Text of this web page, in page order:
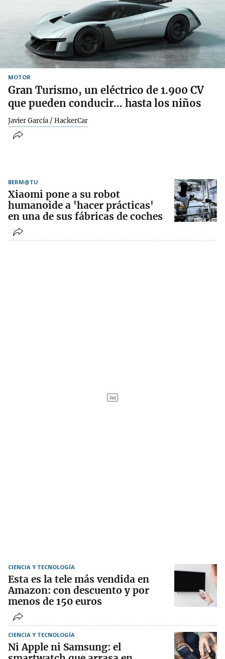
MOTOR
Gran Turismo, un eléctrico de 1.900 CV
que pueden conducir… hasta los niños
Javier García / HackerCar
BERM@TU
Xiaomi pone a su robot
humanoide a 'hacer prácticas'
en una de sus fábricas de coches
CIENCIA Y TECNOLOGÍA
Esta es la tele más vendida en
Amazon: con descuento y por
menos de 150 euros
CIENCIA Y TECNOLOGÍA
Ni Apple ni Samsung: el